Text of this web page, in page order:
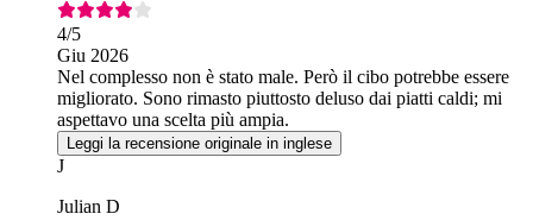
4/5
Giu 2026
Nel complesso non è stato male. Però il cibo potrebbe essere
migliorato. Sono rimasto piuttosto deluso dai piatti caldi; mi
aspettavo una scelta più ampia.
Leggi la recensione originale in inglese
J
Julian D